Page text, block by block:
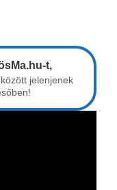
t,
jelenjenek